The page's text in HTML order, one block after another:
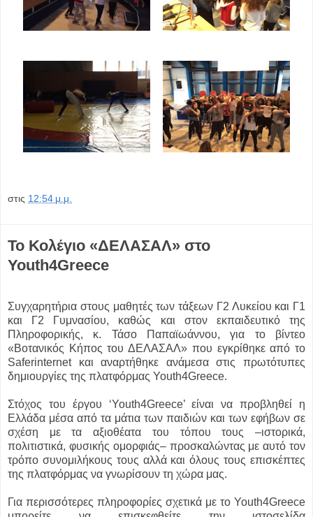
στις 12:54 μ.μ.
Το Κολέγιο «ΔΕΛΑΣΑΛ» στο
Youth4Greece
Συγχαρητήρια στους μαθητές των τάξεων Γ2 Λυκείου και Γ1
και Γ2 Γυμνασίου, καθώς και στον εκπαιδευτικό της
Πληροφορικής, κ. Τάσο Παπαϊωάννου, για το βίντεο
«Βοτανικός Κήπος του ΔΕΛΑΣΑΛ» που εγκρίθηκε από το
Saferinternet και αναρτήθηκε ανάμεσα στις πρωτότυπες
δημιουργίες της πλατφόρμας Youth4Greece.
Στόχος του έργου ‘Youth4Greece’ είναι να προβληθεί η
Ελλάδα μέσα από τα μάτια των παιδιών και των εφήβων σε
σχέση με τα αξιοθέατα του τόπου τους –ιστορικά,
πολιτιστικά, φυσικής ομορφιάς– προσκαλώντας με αυτό τον
τρόπο συνομιλήκους τους αλλά και όλους τους επισκέπτες
της πλατφόρμας να γνωρίσουν τη χώρα μας.
Για περισσότερες πληροφορίες σχετικά με το Youth4Greece